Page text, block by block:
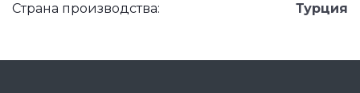
Страна производства:
Турция